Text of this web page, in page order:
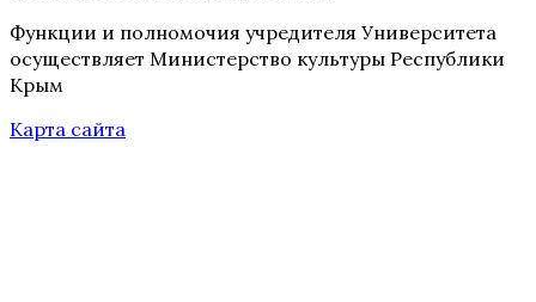
Функции и полномочия учредителя Университета
осуществляет Министерство культуры Республики
Крым
Карта сайта